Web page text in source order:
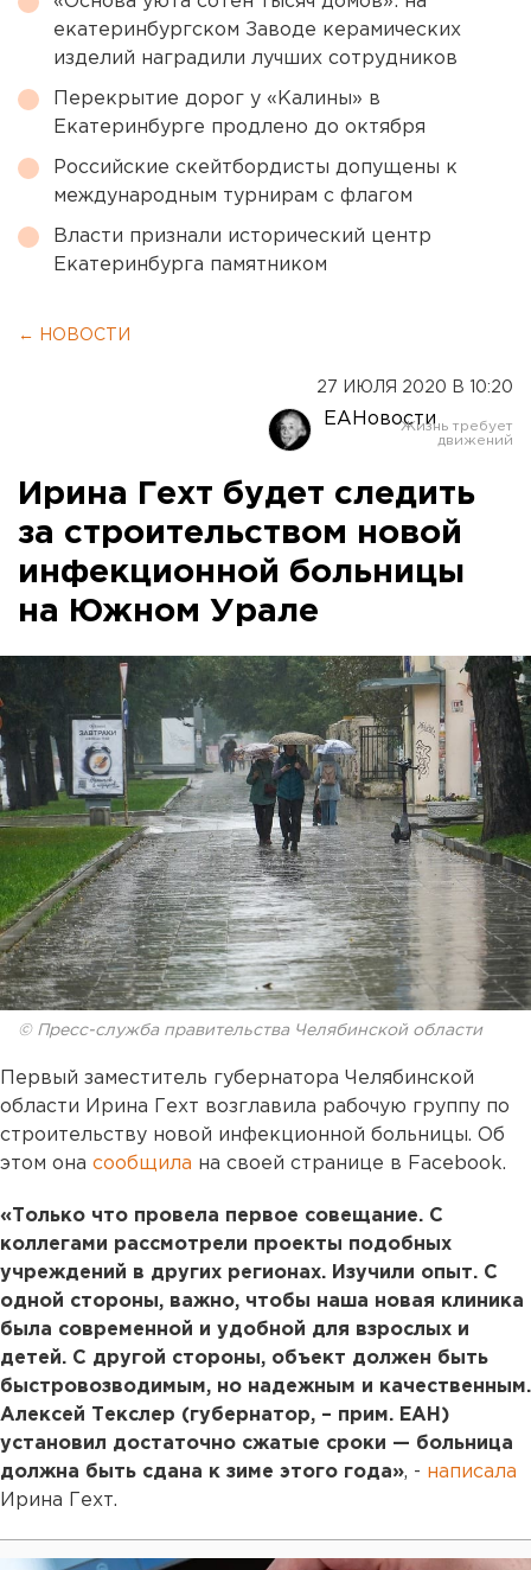
екатеринбургском Заводе керамических
изделий наградили лучших сотрудников
Перекрытие дорог у «Калины» в
Екатеринбурге продлено до октября
Российские скейтбордисты допущены к
международным турнирам с флагом
Власти признали исторический центр
Екатеринбурга памятником
← НОВОСТИ
27 ИЮЛЯ 2020 В 10:20
ЕАНовости
Ирина Гехт будет следить
за строительством новой
инфекционной больницы
на Южном Урале
© Пресс-служба правительства Челябинской области
Первый заместитель губернатора Челябинской
области Ирина Гехт возглавила рабочую группу по
строительству новой инфекционной больницы. Об
этом она сообщила на своей странице в Facebook.
«Только что провела первое совещание. С
коллегами рассмотрели проекты подобных
учреждений в других регионах. Изучили опыт. С
одной стороны, важно, чтобы наша новая клиника
была современной и удобной для взрослых и
детей. С другой стороны, объект должен быть
быстровозводимым, но надежным и качественным.
Алексей Текслер (губернатор, – прим. ЕАН)
установил достаточно сжатые сроки — больница
должна быть сдана к зиме этого года», - написала
Ирина Гехт.